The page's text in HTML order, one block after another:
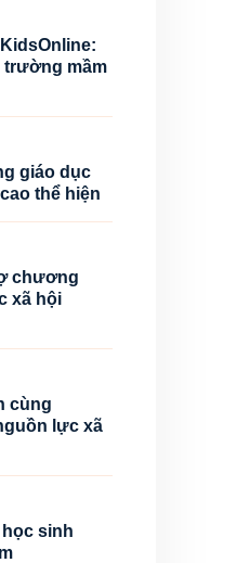
trường mầm
giáo dục
thể hiện
chương
xã hội
cùng
lực xã
học sinh